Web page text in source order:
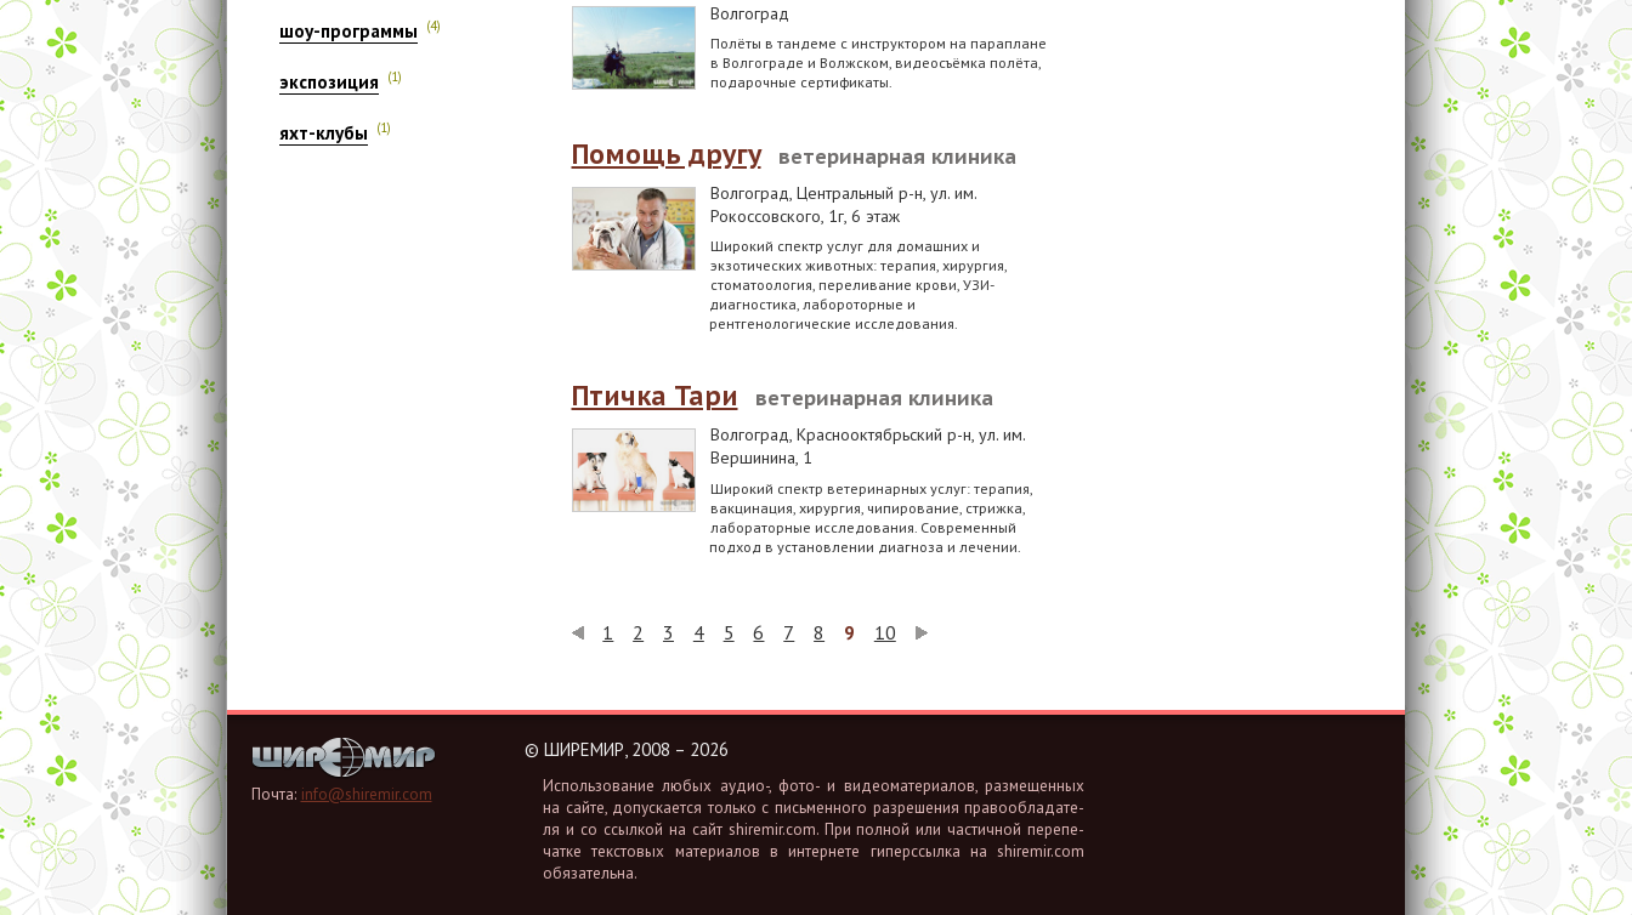
шоу-программы (4)
экспозиция (1)
яхт-клубы (1)
Волгоград
Полёты в тандеме с инструктором на параплане
в Волгограде и Волжском, видеосъёмка полёта,
подарочные сертификаты.
Помощь другу ветеринарная клиника
Волгоград, Центральный р-н, ул. им.
Рокоссовского, 1г, 6 этаж
Широкий спектр услуг для домашних и
экзотических животных: терапия, хирургия,
стоматоология, переливание крови, УЗИ-
диагностика, лабороторные и
рентгенологические исследования.
Птичка Тари ветеринарная клиника
Волгоград, Краснооктябрьский р-н, ул. им.
Вершинина, 1
Широкий спектр ветеринарных услуг: терапия,
вакцинация, хирургия, чипирование, стрижка,
лабораторные исследования. Современный
подход в установлении диагноза и лечении.
1 2 3 4 5 6 7 8 9 10
Почта: info@shiremir.com
© ШИРЕМИР, 2008 – 2026
Ис­поль­зо­ва­ние любых аудио-, фото- и ви­део­ма­те­ри­а­лов, раз­ме­щен­ных
на сайте, до­пус­ка­ет­ся толь­ко с пись­мен­но­го раз­ре­ше­ния пра­во­об­ла­да­те­
ля и со ссыл­кой на сайт shiremir.​com. При пол­ной или ча­стич­ной пе­ре­пе­
чат­ке тек­сто­вых ма­те­ри­а­лов в ин­тер­не­те ги­перс­сыл­ка на shiremir.​com
обя­за­тель­на.